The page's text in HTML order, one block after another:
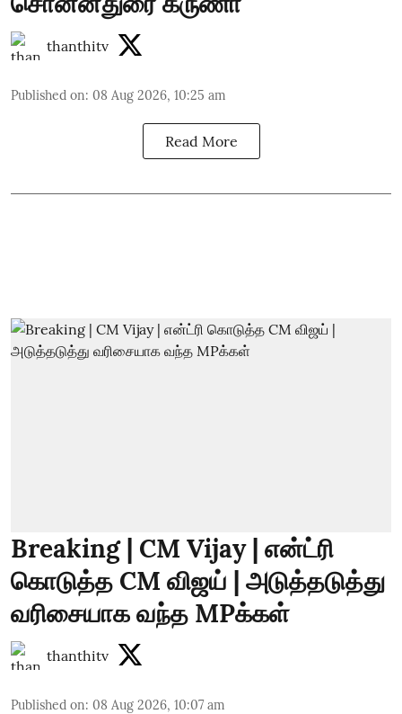
thanthitv
Published on: 08 Aug 2026, 10:25 am
Read More
Breaking | CM Vijay | என்ட்ரி
கொடுத்த CM விஜய் | அடுத்தடுத்து
வரிசையாக வந்த MPக்கள்
thanthitv
Published on: 08 Aug 2026, 10:07 am